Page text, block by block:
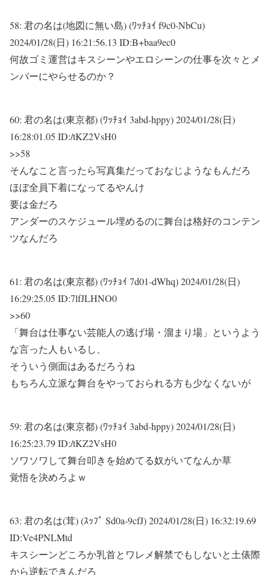
58: 君の名は(地図に無い島) (ﾜｯﾁｮｲ f9c0-NbCu)
2024/01/28(日) 16:21:56.13 ID:B+baa9ec0
何故ゴミ運営はキスシーンやエロシーンの仕事を次々とメ
ンバーにやらせるのか？
60: 君の名は(東京都) (ﾜｯﾁｮｲ 3abd-hppy)2024/01/28(日)
16:28:01.05 ID:/tKZ2VsH0
>>58
そんなこと言ったら写真集だっておなじようなもんだろ
ほぼ全員下着になってるやんけ
要は金だろ
アンダーのスケジュール埋めるのに舞台は格好のコンテン
ツなんだろ
61: 君の名は(東京都) (ﾜｯﾁｮｲ 7d01-dWhq)2024/01/28(日)
16:29:25.05 ID:7lfJLHNO0
>>60
「舞台は仕事ない芸能人の逃げ場・溜まり場」というよう
な言った人もいるし、
そういう側面はあるだろうね
もちろん立派な舞台をやっておられる方も少なくないが
59: 君の名は(東京都) (ﾜｯﾁｮｲ 3abd-hppy)2024/01/28(日)
16:25:23.79 ID:/tKZ2VsH0
ソワソワして舞台叩きを始めてる奴がいてなんか草
覚悟を決めろよｗ
63: 君の名は(茸) (ｽｯﾌﾟ Sd0a-9cfJ)2024/01/28(日) 16:32:19.69
ID:Ve4PNLMtd
キスシーンどころか乳首とワレメ解禁でもしないと土俵際
から逆転できんだろ